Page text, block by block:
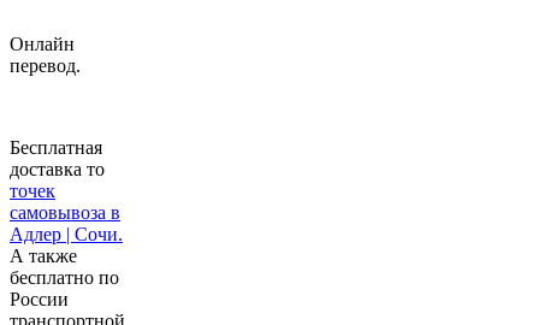
Онлайн
перевод.
Бесплатная
доставка то
точек
самовывоза в
Адлер | Сочи.
А также
бесплатно по
России
транспортной